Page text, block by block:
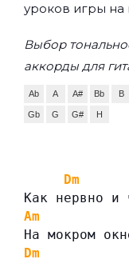
уроков игры на
Выбор
аккорды для
Ab A A# Bb B
Gb G G# H
Dm
Как нервно и
Am
На мокром
Dm